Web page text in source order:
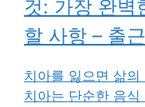
것: 가장 완벽
할 사항 – 출
치아를 잃으면 삶
치아는 단순한 음